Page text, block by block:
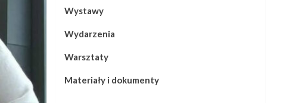
Wystawy
Wydarzenia
Warsztaty
Materiały i dokumenty